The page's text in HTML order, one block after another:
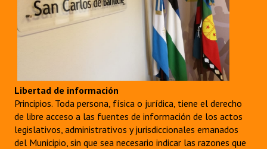
Libertad de información
Principios. Toda persona, física o jurídica, tiene el derecho
de libre acceso a las fuentes de información de los actos
legislativos, administrativos y jurisdiccionales emanados
del Municipio, sin que sea necesario indicar las razones que